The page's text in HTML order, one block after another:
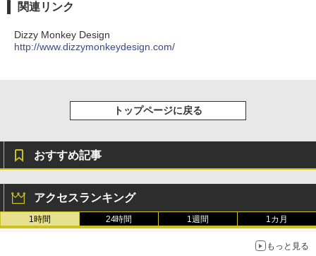
関連リンク
Dizzy Monkey Design
http://www.dizzymonkeydesign.com/
トップページに戻る
おすすめ記事
アクセスランキング
1時間 24時間 1週間 1カ月
もっと見る